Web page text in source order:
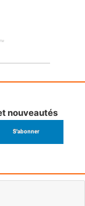
nouveautés